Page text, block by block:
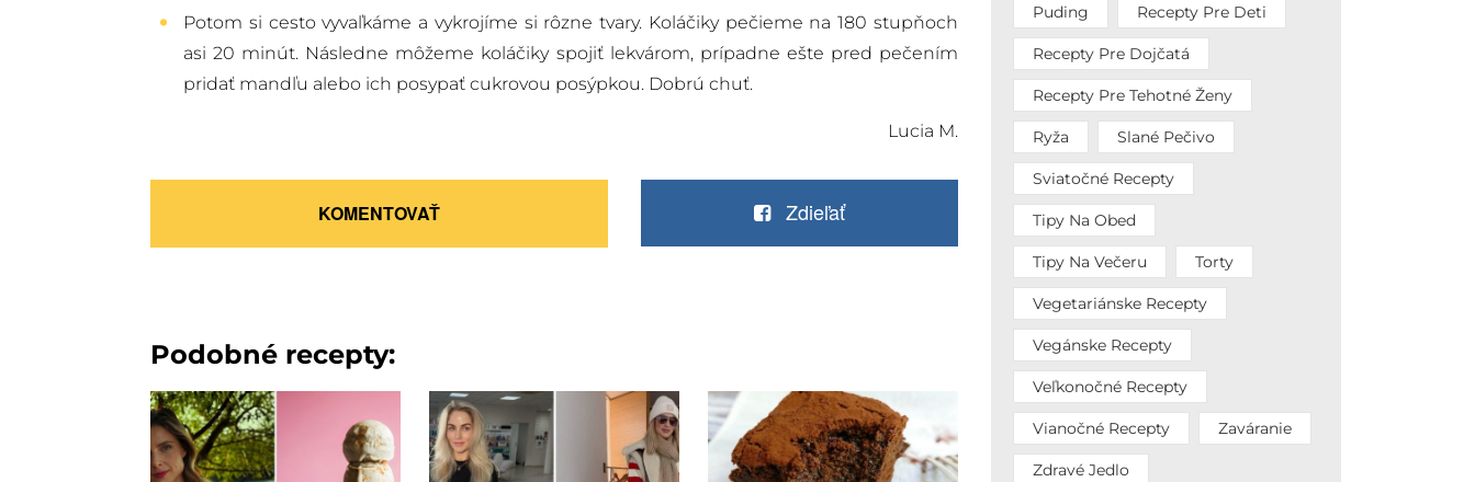
Potom si cesto vyvaľkáme a vykrojíme si rôzne tvary. Koláčiky pečieme na 180 stupňoch
asi 20 minút. Následne môžeme koláčiky spojiť lekvárom, prípadne ešte pred pečením
pridať mandľu alebo ich posypať cukrovou posýpkou. Dobrú chuť.
Lucia M.
KOMENTOVAŤ Zdieľať
Podobné recepty:
Puding Recepty Pre Deti
Recepty Pre Dojčatá
Recepty Pre Tehotné Ženy
Ryža Slané Pečivo
Sviatočné Recepty
Tipy Na Obed
Tipy Na Večeru Torty
Vegetariánske Recepty
Vegánske Recepty
Veľkonočné Recepty
Vianočné Recepty Zaváranie
Zdravé Jedlo